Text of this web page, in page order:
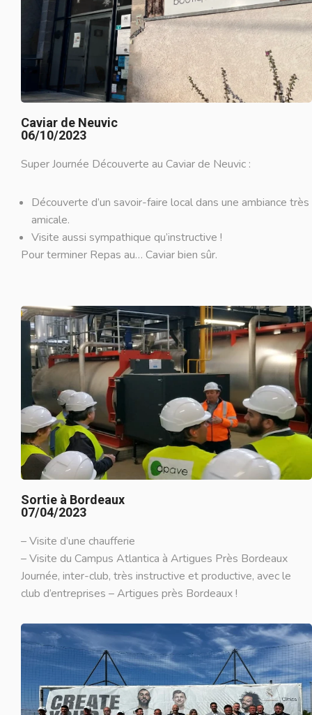
Caviar de Neuvic
06/10/2023
Super Journée Découverte au Caviar de Neuvic :
Découverte d’un savoir-faire local dans une ambiance très
amicale.
Visite aussi sympathique qu’instructive !
Pour terminer Repas au… Caviar bien sûr.
Sortie à Bordeaux
07/04/2023
– Visite d’une chaufferie
– Visite du Campus Atlantica à Artigues Près Bordeaux
Journée, inter-club, très instructive et productive, avec le
club d’entreprises – Artigues près Bordeaux!